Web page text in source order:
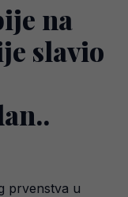
na
slavio
prvenstva u